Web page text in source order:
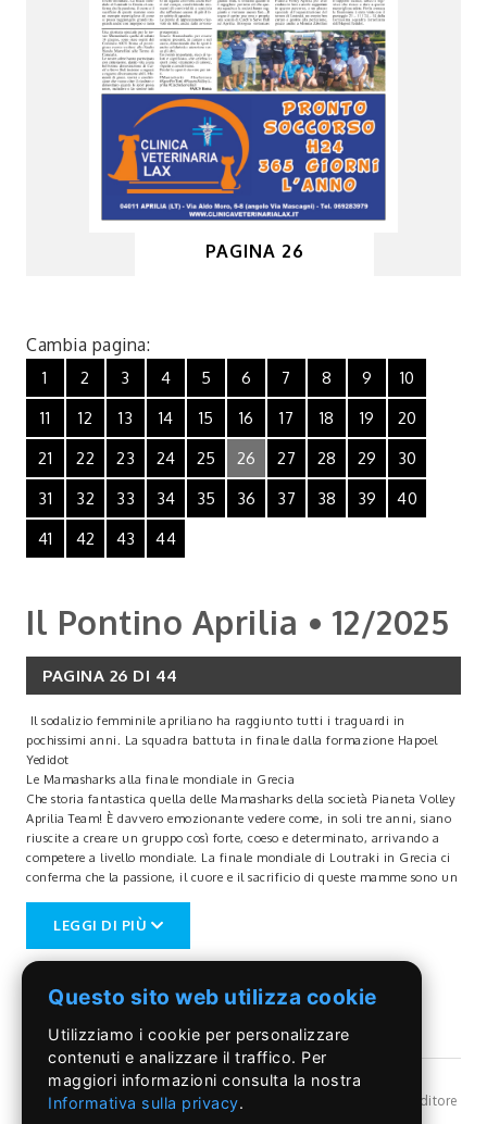
PAGINA 26
Cambia pagina:
1 2 3 4 5 6 7 8 9
10
11
12 13 14 15 16 17 18 19
20
21
22 23 24 25 26 27 28 29
30
31
32 33 34 35 36 37 38 39
40
41
42 43 44
Il Pontino Aprilia • 12/2025
PAGINA 26 DI 44
Il sodalizio femminile apriliano ha raggiunto tutti i traguardi in
pochissimi anni. La squadra battuta in finale dalla formazione Hapoel
Yedidot
Le Mamasharks alla finale mondiale in Grecia
Che storia fantastica quella delle Mamasharks della società Pianeta Volley
Aprilia Team! È davvero emozionante vedere come, in soli tre anni, siano
riuscite a creare un gruppo così forte, coeso e determinato, arrivando a
competere a livello mondiale. La finale mondiale di Loutraki in Grecia ci
conferma che la passione, il cuore e il sacrificio di queste mamme sono un
con impegno e tanta dedizione, nonostante gli impegni familiari. Questa
esperienza di cinque giorni è stata sicuramente un mix di emozioni
di gioco. È bello sapere che hanno creato un legame così forte anche fuori
dal campo, condividendo momenti di convivialità e amicizia che
Le parole di apprezzamento ricevute da tutti, anche dalle avversarie, sono
la testimonianza di quanto siano state brave e rispettate in questa
avventura. Le Mamasharks sono davvero un esempio di come lo sport
possa unire, rafforzare i legami e far emergere il meglio di ognuno, anche
in situazioni di grande sfida. È evidente quanto si è orgogliosi per tutto
LEGGI DI PIÙ
©Il Pontino- Reg, Trib. Roma n.399/86 - Angelo Capriotti Editore
Questo sito web utilizza cookie
Utilizziamo i cookie per personalizzare
contenuti e analizzare il traffico. Per
maggiori informazioni consulta la nostra
Informativa sulla privacy.